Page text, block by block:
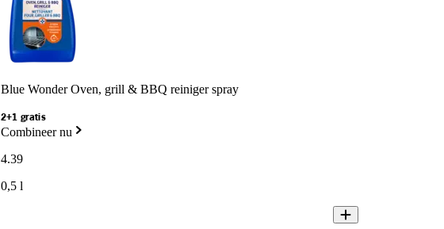
Blue Wonder Oven, grill & BBQ reiniger spray
2+1 gratis
Combineer nu
4.39
0,5 l